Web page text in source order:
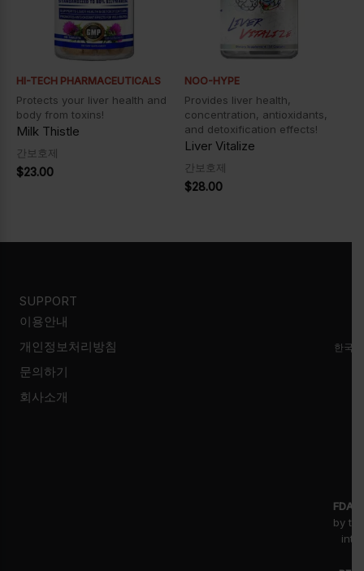
HI-TECH PHARMACEUTICALS
Protects your liver health and
body from toxins!
Milk Thistle
간보호제
$23.00
NOO-HYPE
Provides liver health,
concentration, antioxidants,
and detoxification effects!
Liver Vitalize
간보호제
$28.00
SUPPORT
이용안내
개인정보처리방침
문의하기
회사소개
한국
FDA
by